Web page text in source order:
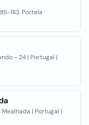
183, Portela
- 24 | Portugal |
| Portugal |